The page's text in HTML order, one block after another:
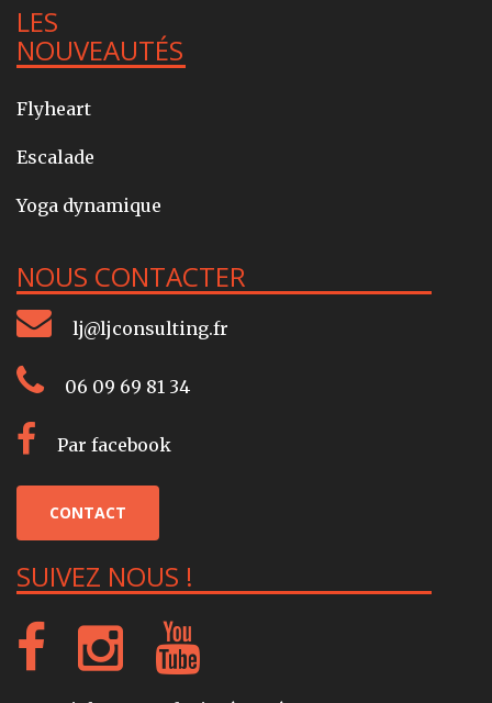
LES
NOUVEAUTÉS
Flyheart
Escalade
Yoga dynamique
NOUS CONTACTER
lj@ljconsulting.fr
06 09 69 81 34
Par facebook
CONTACT
SUIVEZ NOUS !